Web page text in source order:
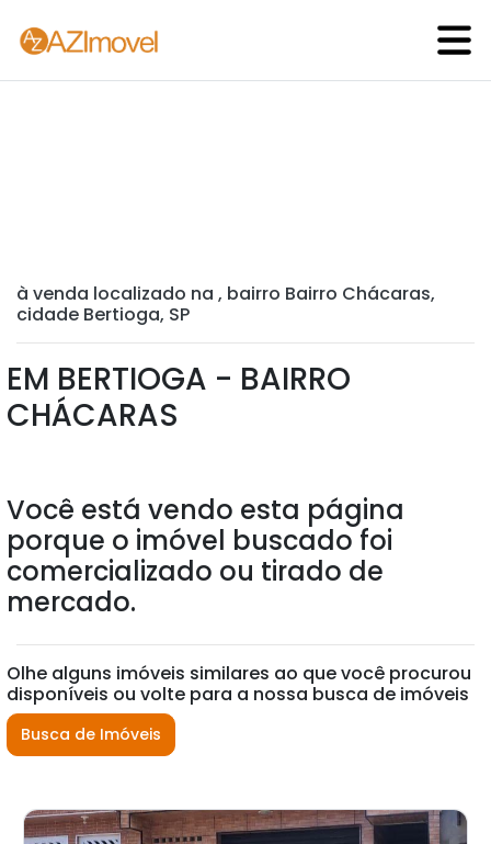
à venda localizado na , bairro Bairro Chácaras,
cidade Bertioga, SP
EM BERTIOGA - BAIRRO
CHÁCARAS
Você está vendo esta página
porque o imóvel buscado foi
comercializado ou tirado de
mercado.
Olhe alguns imóveis similares ao que você procurou
disponíveis ou volte para a nossa busca de imóveis
Busca de Imóveis